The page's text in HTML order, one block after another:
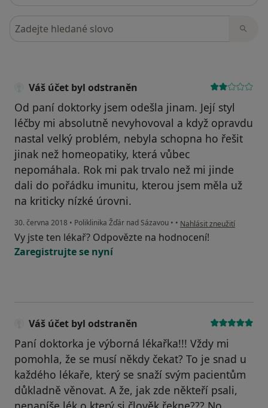
Hledejte v názorech
Váš účet byl odstraněn
Od paní doktorky jsem odešla jinam. Její styl
léčby mi absolutně nevyhovoval a když opravdu
nastal velký problém, nebyla schopna ho řešit
jinak než homeopatiky, která vůbec
nepomáhala. Rok mi pak trvalo než mi jinde
dali do pořádku imunitu, kterou jsem měla už
na kriticky nízké úrovni.
30. června 2018 • Poliklinika Žďár nad Sázavou • • podle názoru uživatele
Nahlásit zneužití
Vy jste ten lékař? Odpovězte na hodnocení!
Zaregistrujte se nyní
Váš účet byl odstraněn
Paní doktorka je výborná lékařka!!! Vždy mi
pomohla, že se musí někdy čekat? To je snad u
každého lékaře, který se snaží svým pacientům
důkladně věnovat. A že, jak zde někteří psali,